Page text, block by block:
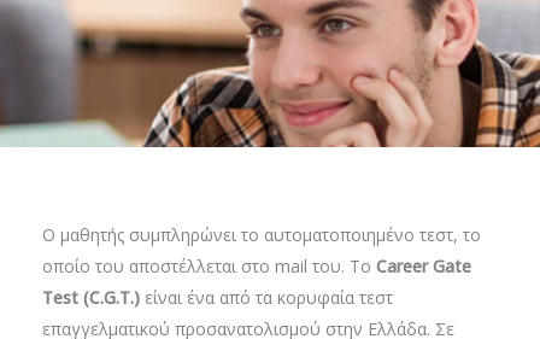
Ο μαθητής συμπληρώνει το αυτοματοποιημένο τεστ, το
οποίο του αποστέλλεται στο mail του. To Career Gate
Test (C.G.Τ.) είναι ένα από τα κορυφαία τεστ
επαγγελματικού προσανατολισμού στην Ελλάδα. Σε